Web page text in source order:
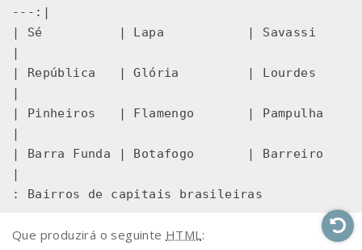
---:|
| Sé          | Lapa           | Savassi
|
| República   | Glória         | Lourdes
|
| Pinheiros   | Flamengo       | Pampulha
|
| Barra Funda | Botafogo       | Barreiro
|
Que produzirá o seguinte HTML :